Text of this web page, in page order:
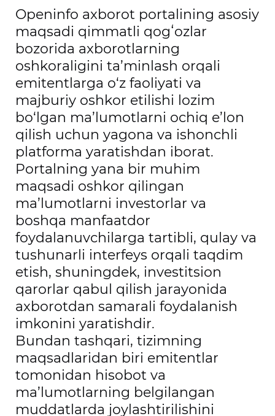
Openinfo axborot portalining asosiy
maqsadi qimmatli qogʻozlar
bozorida axborotlarning
oshkoraligini ta’minlash orqali
emitentlarga o‘z faoliyati va
majburiy oshkor etilishi lozim
bo‘lgan ma’lumotlarni ochiq e’lon
qilish uchun yagona va ishonchli
platforma yaratishdan iborat.
Portalning yana bir muhim
maqsadi oshkor qilingan
ma’lumotlarni investorlar va
boshqa manfaatdor
foydalanuvchilarga tartibli, qulay va
tushunarli interfeys orqali taqdim
etish, shuningdek, investitsion
qarorlar qabul qilish jarayonida
axborotdan samarali foydalanish
imkonini yaratishdir.
Bundan tashqari, tizimning
maqsadlaridan biri emitentlar
tomonidan hisobot va
ma’lumotlarning belgilangan
muddatlarda joylashtirilishini